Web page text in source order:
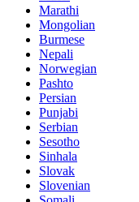
Marathi
Mongolian
Burmese
Nepali
Norwegian
Pashto
Persian
Punjabi
Serbian
Sesotho
Sinhala
Slovak
Slovenian